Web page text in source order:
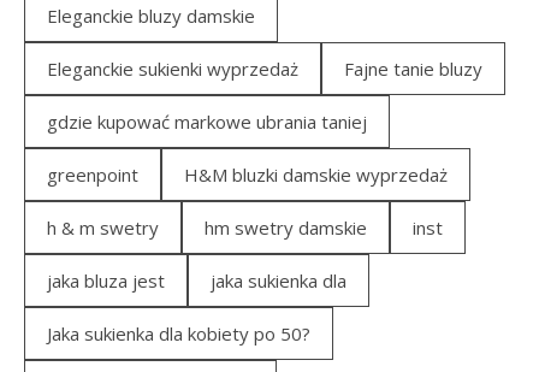
Eleganckie bluzy damskie
Eleganckie sukienki wyprzedaż Fajne tanie bluzy
gdzie kupować markowe ubrania taniej
greenpoint H&M bluzki damskie wyprzedaż
h & m swetry hm swetry damskie inst
jaka bluza jest jaka sukienka dla
Jaka sukienka dla kobiety po 50?